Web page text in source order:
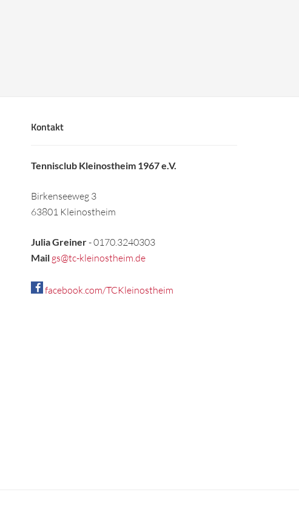
Kontakt
Tennisclub Kleinostheim 1967 e.V.
Birkenseeweg 3
63801 Kleinostheim
Julia Greiner- 0170.3240303
Mail gs@tc-kleinostheim.de
facebook.com/TCKleinostheim